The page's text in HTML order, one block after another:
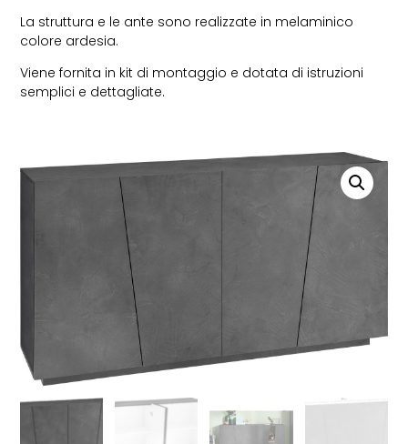
La struttura e le ante sono realizzate in melaminico
colore ardesia.
Viene fornita in kit di montaggio e dotata di istruzioni
semplici e dettagliate.